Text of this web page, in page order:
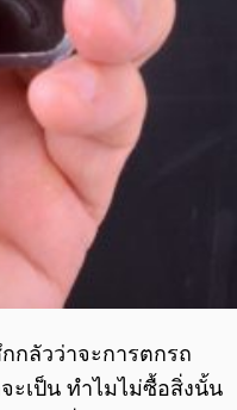
กลัวว่าจะการตกรถ
ะเป็น ทำไมไม่ซื้อสิ่งนั้น